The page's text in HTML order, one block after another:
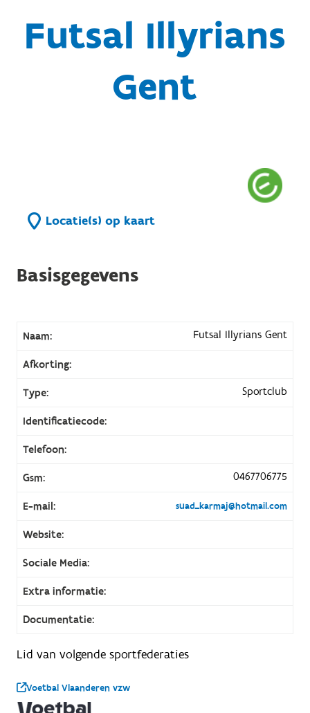
Futsal Illyrians
Gent
Locatie(s) op kaart
Basisgegevens
Naam: Futsal Illyrians Gent
Afkorting:
Type: Sportclub
Identificatiecode:
Telefoon:
Gsm: 0467706775
E-mail: suad_karmaj@hotmail.com
Website:
Sociale Media:
Extra informatie:
Documentatie:
Lid van volgende sportfederaties
Voetbal Vlaanderen vzw